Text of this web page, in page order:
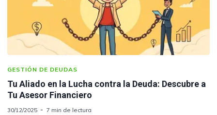
GESTIÓN DE DEUDAS
Tu Aliado en la Lucha contra la Deuda: Descubre a
Tu Asesor Financiero
30/12/2025 7 min de lectura